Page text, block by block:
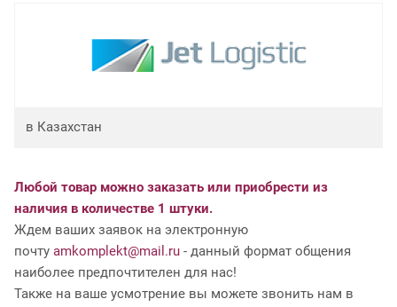
в Казахстан
Любой товар можно заказать или приобрести из
наличия в количестве 1 штуки.
Ждем ваших заявок на электронную
почту amkomplekt@mail.ru - данный формат общения
наиболее предпочтителен для нас!
Также на ваше усмотрение вы можете звонить нам в